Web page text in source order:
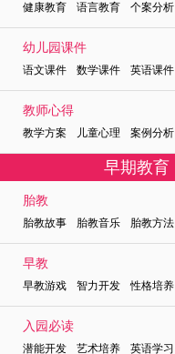
健康教育 语言教育 个案分析
幼儿园课件
语文课件 数学课件 英语课件
教师心得
教学方案 儿童心理 案例分析
早期教育
胎教
胎教故事 胎教音乐 胎教方法
早教
早教游戏 智力开发 性格培养
入园必读
潜能开发 艺术培养 英语学习